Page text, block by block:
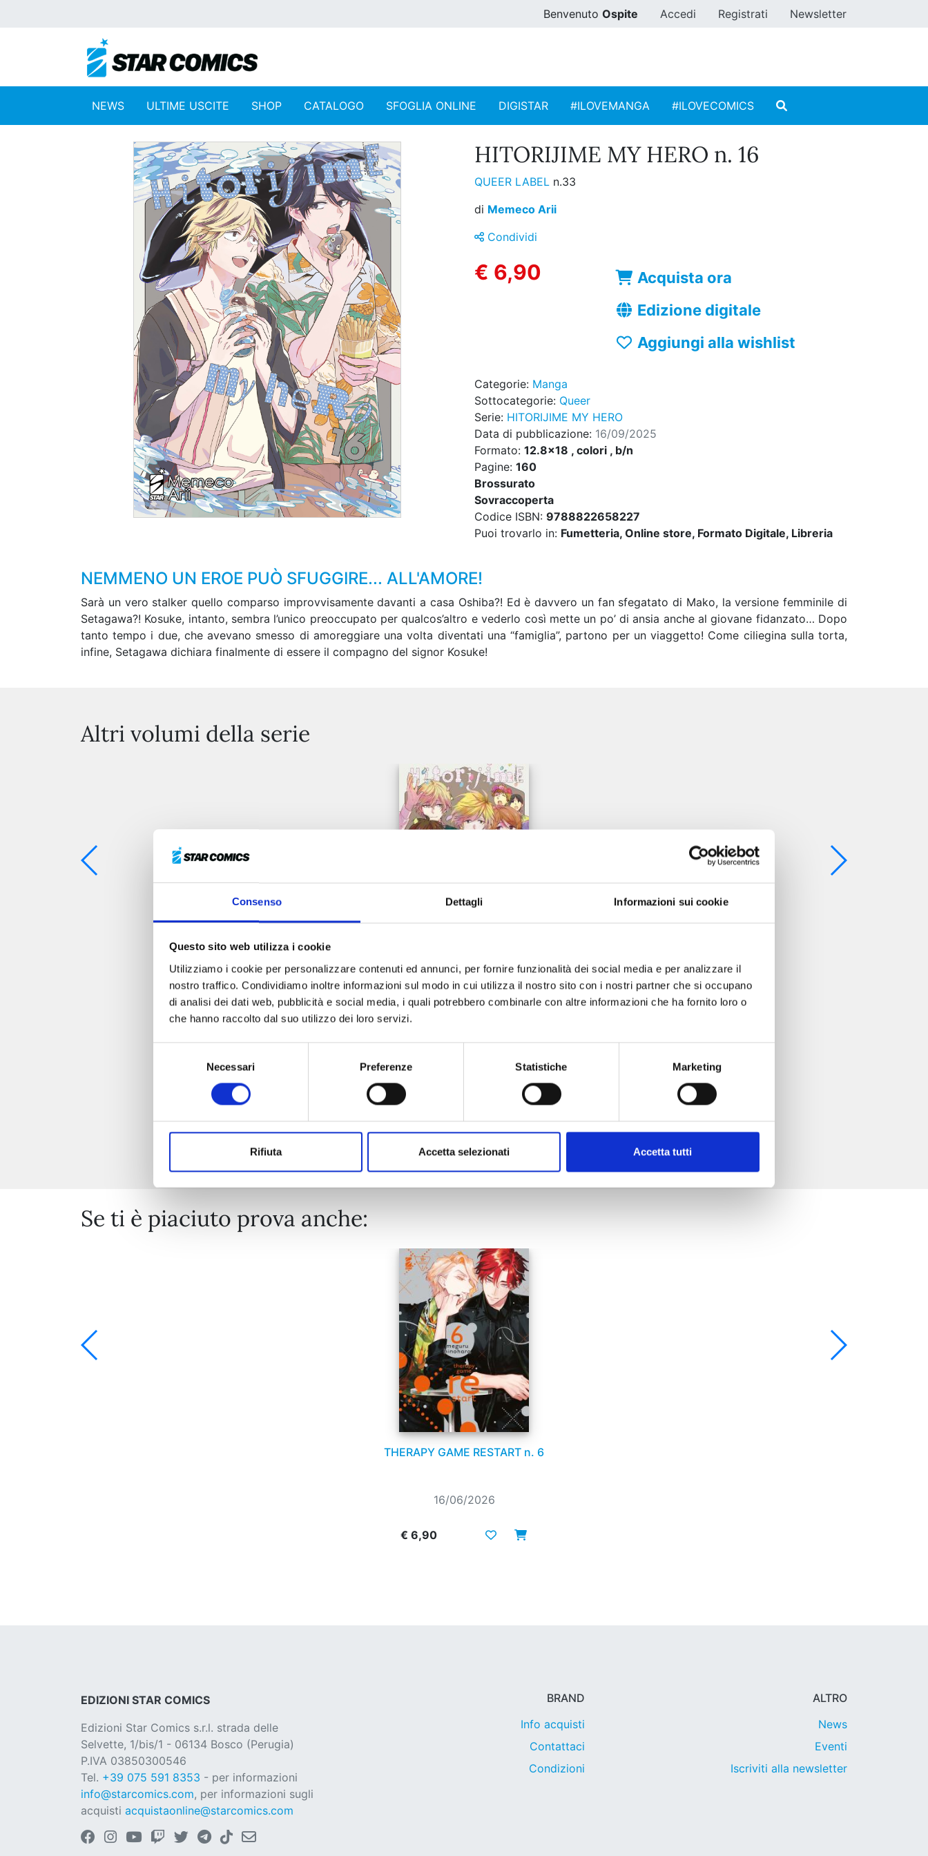
Consenso Dettagli Informazioni sui cookie
Questo sito web utilizza i cookie
Utilizziamo i cookie per personalizzare contenuti ed annunci, per fornire funzionalità dei social media e per analizzare il
nostro traffico. Condividiamo inoltre informazioni sul modo in cui utilizza il nostro sito con i nostri partner che si occupano
di analisi dei dati web, pubblicità e social media, i quali potrebbero combinarle con altre informazioni che ha fornito loro o
che hanno raccolto dal suo utilizzo dei loro servizi.
Necessari Preferenze Statistiche Marketing
Rifiuta Accetta selezionati Accetta tutti
Benvenuto Ospite Accedi Registrati Newsletter
NEWS ULTIME USCITE SHOP CATALOGO SFOGLIA ONLINE DIGISTAR #ILOVEMANGA #ILOVECOMICS
HITORIJIME MY HERO n. 16
QUEER LABEL n.33
di Memeco Arii
Condividi
€ 6,90
Acquista ora
Edizione digitale
Aggiungi alla wishlist
Categorie: Manga
Sottocategorie: Queer
Serie: HITORIJIME MY HERO
Data di pubblicazione: 16/09/2025
Formato: 12.8x18 , colori , b/n
Pagine: 160
Brossurato
Sovraccoperta
Codice ISBN: 9788822658227
Puoi trovarlo in: Fumetteria, Online store, Formato Digitale, Libreria
NEMMENO UN EROE PUÒ SFUGGIRE... ALL'AMORE!
Sarà un vero stalker quello comparso improvvisamente davanti a casa Oshiba?! Ed è davvero un fan sfegatato di Mako, la versione femminile di
Setagawa?! Kosuke, intanto, sembra l’unico preoccupato per qualcos’altro e vederlo così mette un po’ di ansia anche al giovane fidanzato… Dopo
tanto tempo i due, che avevano smesso di amoreggiare una volta diventati una “famiglia”, partono per un viaggetto! Come ciliegina sulla torta,
infine, Setagawa dichiara finalmente di essere il compagno del signor Kosuke!
Altri volumi della serie
HITORIJIME MY HERO n. 15
Mostra tutto
Se ti è piaciuto prova anche:
THERAPY GAME RESTART n. 6
16/06/2026
€ 6,90
EDIZIONI STAR COMICS
Edizioni Star Comics s.r.l. strada delle
Selvette, 1/bis/1 - 06134 Bosco (Perugia)
P.IVA 03850300546
Tel. +39 075 591 8353 - per informazioni
info@starcomics.com, per informazioni sugli
acquisti acquistaonline@starcomics.com
BRAND
Info acquisti
Contattaci
Condizioni
ALTRO
News
Eventi
Iscriviti alla newsletter